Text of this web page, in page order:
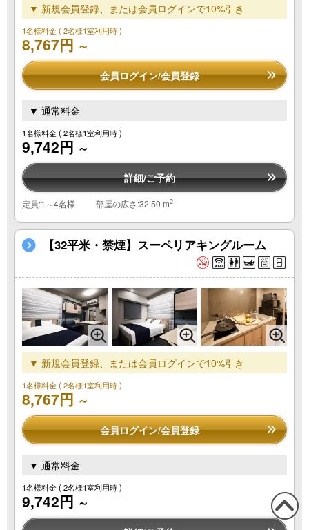
▼ 新規会員登録、または会員ログインで10%引き
1名様料金( 2名様1室利用時 )
8,767円 ～
会員ログイン/会員登録
▼ 通常料金
1名様料金( 2名様1室利用時 )
9,742円 ～
詳細/ご予約
定員:1～4名様 部屋の広さ:32.50 m2
【32平米・禁煙】スーペリアキングルーム
▼ 新規会員登録、または会員ログインで10%引き
1名様料金( 2名様1室利用時 )
8,767円 ～
会員ログイン/会員登録
▼ 通常料金
1名様料金( 2名様1室利用時 )
9,742円 ～
この